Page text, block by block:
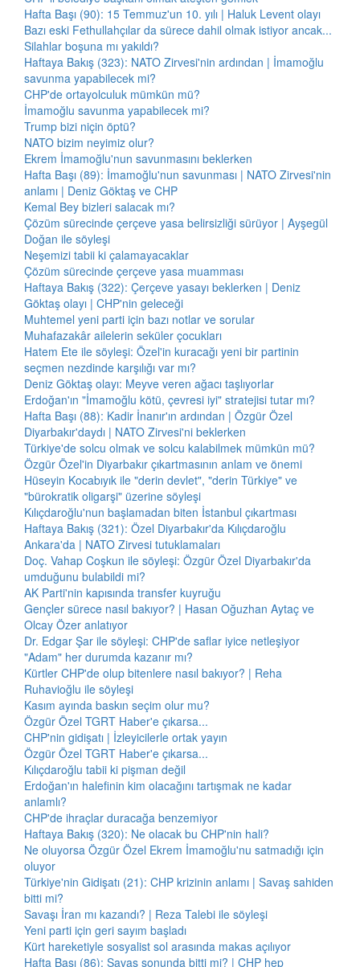
Hafta Başı (90): 15 Temmuz'un 10. yılı | Haluk Levent olayı
Bazı eski Fethullahçılar da sürece dahil olmak istiyor ancak...
Silahlar boşuna mı yakıldı?
Haftaya Bakış (323): NATO Zirvesi'nin ardından | İmamoğlu
savunma yapabilecek mi?
CHP'de ortayolculuk mümkün mü?
İmamoğlu savunma yapabilecek mi?
Trump bizi niçin öptü?
NATO bizim neyimiz olur?
Ekrem İmamoğlu'nun savunmasını beklerken
Hafta Başı (89): İmamoğlu'nun savunması | NATO Zirvesi'nin
anlamı | Deniz Göktaş ve CHP
Kemal Bey bizleri salacak mı?
Çözüm sürecinde çerçeve yasa belirsizliği sürüyor | Ayşegül
Doğan ile söyleşi
Neşemizi tabii ki çalamayacaklar
Çözüm sürecinde çerçeve yasa muamması
Haftaya Bakış (322): Çerçeve yasayı beklerken | Deniz
Göktaş olayı | CHP'nin geleceği
Muhtemel yeni parti için bazı notlar ve sorular
Muhafazakâr ailelerin seküler çocukları
Hatem Ete ile söyleşi: Özel'in kuracağı yeni bir partinin
seçmen nezdinde karşılığı var mı?
Deniz Göktaş olayı: Meyve veren ağacı taşlıyorlar
Erdoğan'ın "İmamoğlu kötü, çevresi iyi" stratejisi tutar mı?
Hafta Başı (88): Kadir İnanır'ın ardından | Özgür Özel
Diyarbakır'daydı | NATO Zirvesi'ni beklerken
Türkiye'de solcu olmak ve solcu kalabilmek mümkün mü?
Özgür Özel'in Diyarbakır çıkartmasının anlam ve önemi
Hüseyin Kocabıyık ile "derin devlet", "derin Türkiye" ve
"bürokratik oligarşi" üzerine söyleşi
Kılıçdaroğlu'nun başlamadan biten İstanbul çıkartması
Haftaya Bakış (321): Özel Diyarbakır'da Kılıçdaroğlu
Ankara'da | NATO Zirvesi tutuklamaları
Doç. Vahap Coşkun ile söyleşi: Özgür Özel Diyarbakır'da
umduğunu bulabildi mi?
AK Parti'nin kapısında transfer kuyruğu
Gençler sürece nasıl bakıyor? | Hasan Oğuzhan Aytaç ve
Olcay Özer anlatıyor
Dr. Edgar Şar ile söyleşi: CHP'de saflar iyice netleşiyor
"Adam" her durumda kazanır mı?
Kürtler CHP'de olup bitenlere nasıl bakıyor? | Reha
Ruhavioğlu ile söyleşi
Kasım ayında baskın seçim olur mu?
Özgür Özel TGRT Haber'e çıkarsa...
CHP'nin gidişatı | İzleyicilerle ortak yayın
Özgür Özel TGRT Haber'e çıkarsa...
Kılıçdaroğlu tabii ki pişman değil
Erdoğan'ın halefinin kim olacağını tartışmak ne kadar
anlamlı?
CHP'de ihraçlar duracağa benzemiyor
Haftaya Bakış (320): Ne olacak bu CHP'nin hali?
Ne oluyorsa Özgür Özel Ekrem İmamoğlu'nu satmadığı için
oluyor
Türkiye'nin Gidişatı (21): CHP krizinin anlamı | Savaş sahiden
bitti mi?
Savaşı İran mı kazandı? | Reza Talebi ile söyleşi
Yeni parti için geri sayım başladı
Kürt hareketiyle sosyalist sol arasında makas açılıyor
Hafta Başı (86): Savaş sonunda bitti mi? | CHP hep